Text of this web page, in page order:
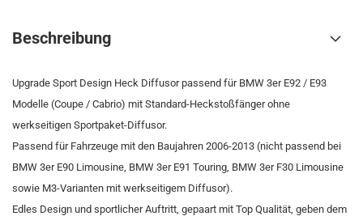
Beschreibung
Upgrade Sport Design Heck Diffusor passend für BMW 3er E92 / E93
Modelle (Coupe / Cabrio) mit Standard-Heckstoßfänger ohne
werkseitigen Sportpaket-Diffusor.
Passend für Fahrzeuge mit den Baujahren 2006-2013 (nicht passend bei
BMW 3er E90 Limousine, BMW 3er E91 Touring, BMW 3er F30 Limousine
sowie M3-Varianten mit werkseitigem Diffusor).
Edles Design und sportlicher Auftritt, gepaart mit Top Qualität, geben dem